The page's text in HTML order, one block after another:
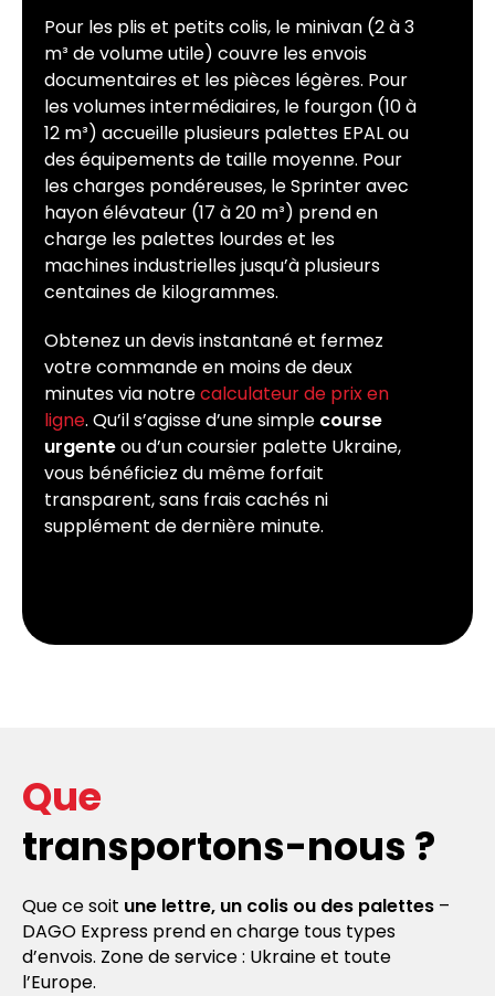
Pour les plis et petits colis, le minivan (2 à 3
m³ de volume utile) couvre les envois
documentaires et les pièces légères. Pour
les volumes intermédiaires, le fourgon (10 à
12 m³) accueille plusieurs palettes EPAL ou
des équipements de taille moyenne. Pour
les charges pondéreuses, le Sprinter avec
hayon élévateur (17 à 20 m³) prend en
charge les palettes lourdes et les
machines industrielles jusqu’à plusieurs
centaines de kilogrammes.
Obtenez un devis instantané et fermez
votre commande en moins de deux
minutes via notrecalculateur de prix en
ligne. Qu’il s’agisse d’une simple course
urgenteou d’un coursier palette Ukraine,
vous bénéficiez du même forfait
transparent, sans frais cachés ni
supplément de dernière minute.
Que
transportons-nous ?
Que ce soit une lettre, un colis ou des palettes –
DAGO Express prend en charge tous types
d’envois. Zone de service : Ukraine et toute
l’Europe.